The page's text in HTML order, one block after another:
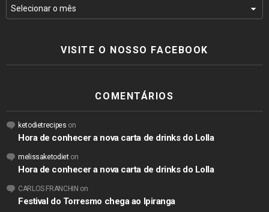
VISITE O NOSSO FACEBOOK
COMENTÁRIOS
ketodietrecipes on
Hora de conhecer a nova carta de drinks do Lolla
melissaketodieton
Hora de conhecer a nova carta de drinks do Lolla
CARLOS FRANCHIN on
Festival do Torresmo chega ao Ipiranga